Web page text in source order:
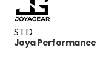
STD
Joya Performance